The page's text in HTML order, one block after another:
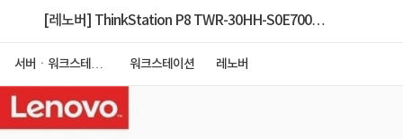
[레노버] ThinkStation P8 TWR-30HH-S0E700
서버ㆍ워크스테이
워크스테이션 레노버